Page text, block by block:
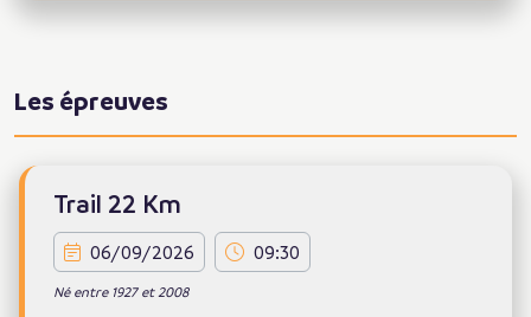
Les épreuves
Trail 22 Km
06/09/2026 09:30
Né entre 1927 et 2008